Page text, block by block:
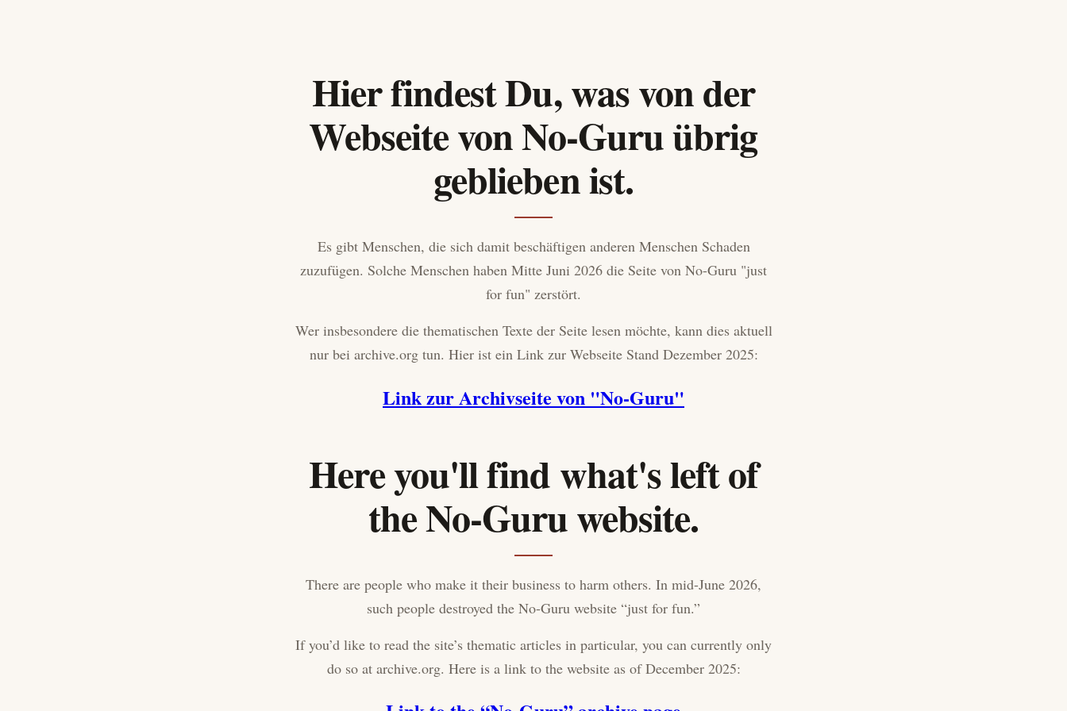
Hier findest Du, was von der
Webseite von No-Guru übrig
geblieben ist.
Es gibt Menschen, die sich damit beschäftigen anderen Menschen Schaden
zuzufügen. Solche Menschen haben Mitte Juni 2026 die Seite von No-Guru "just
for fun" zerstört.
Wer insbesondere die thematischen Texte der Seite lesen möchte, kann dies aktuell
nur bei archive.org tun. Hier ist ein Link zur Webseite Stand Dezember 2025:
Link zur Archivseite von "No-Guru"
Here you'll find what's left of
the No-Guru website.
There are people who make it their business to harm others. In mid-June 2026,
such people destroyed the No-Guru website “just for fun.”
If you’d like to read the site’s thematic articles in particular, you can currently only
do so at archive.org. Here is a link to the website as of December 2025: